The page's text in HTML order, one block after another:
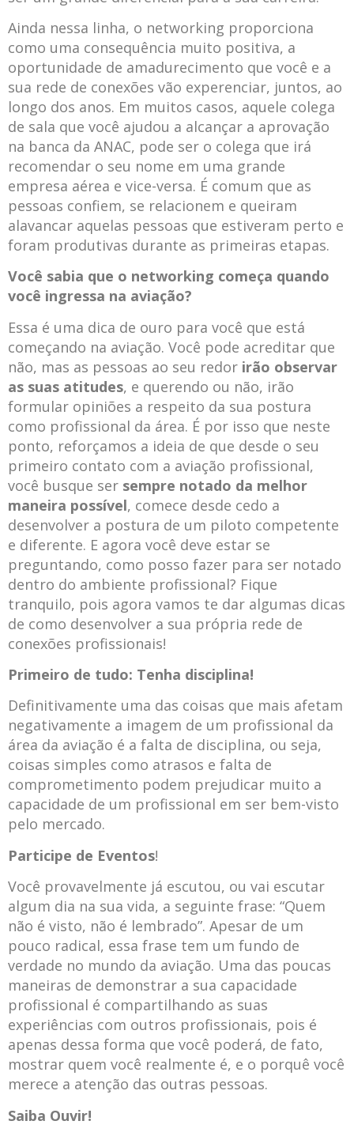
Ainda nessa linha, o networking proporciona
como uma consequência muito positiva, a
oportunidade de amadurecimento que você e a
sua rede de conexões vão experenciar, juntos, ao
longo dos anos. Em muitos casos, aquele colega
de sala que você ajudou a alcançar a aprovação
na banca da ANAC, pode ser o colega que irá
recomendar o seu nome em uma grande
empresa aérea e vice-versa. É comum que as
pessoas confiem, se relacionem e queiram
alavancar aquelas pessoas que estiveram perto e
foram produtivas durante as primeiras etapas.
Você sabia que o networking começa quando
você ingressa na aviação?
Essa é uma dica de ouro para você que está
começando na aviação. Você pode acreditar que
não, mas as pessoas ao seu redor irão observar
as suas atitudes, e querendo ou não, irão
formular opiniões a respeito da sua postura
como profissional da área. É por isso que neste
ponto, reforçamos a ideia de que desde o seu
primeiro contato com a aviação profissional,
você busque ser sempre notado da melhor
maneira possível, comece desde cedo a
desenvolver a postura de um piloto competente
e diferente. E agora você deve estar se
preguntando, como posso fazer para ser notado
dentro do ambiente profissional? Fique
tranquilo, pois agora vamos te dar algumas dicas
de como desenvolver a sua própria rede de
conexões profissionais!
Primeiro de tudo: Tenha disciplina!
Definitivamente uma das coisas que mais afetam
negativamente a imagem de um profissional da
área da aviação é a falta de disciplina, ou seja,
coisas simples como atrasos e falta de
comprometimento podem prejudicar muito a
capacidade de um profissional em ser bem-visto
pelo mercado.
Participe de Eventos!
Você provavelmente já escutou, ou vai escutar
algum dia na sua vida, a seguinte frase: “Quem
não é visto, não é lembrado”. Apesar de um
pouco radical, essa frase tem um fundo de
verdade no mundo da aviação. Uma das poucas
maneiras de demonstrar a sua capacidade
profissional é compartilhando as suas
experiências com outros profissionais, pois é
apenas dessa forma que você poderá, de fato,
mostrar quem você realmente é, e o porquê você
merece a atenção das outras pessoas.
Saiba Ouvir!